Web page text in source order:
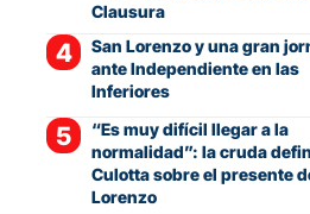
Clausura
San Lorenzo y una gran
ante Independiente en las
Inferiores
“Es muy difícil llegar a la
normalidad”: la cruda
Culotta sobre el presente
Lorenzo